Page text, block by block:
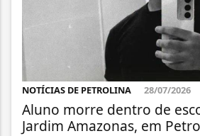
NOTÍCIAS DE PETROLINA 28/07/2026
Aluno morre dentro de
Jardim Amazonas, em